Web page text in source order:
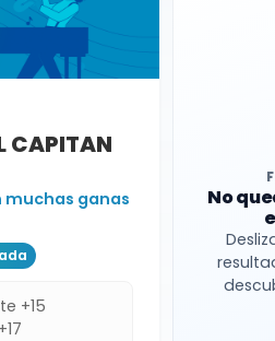
CAPITAN
muchas ganas
+15
No